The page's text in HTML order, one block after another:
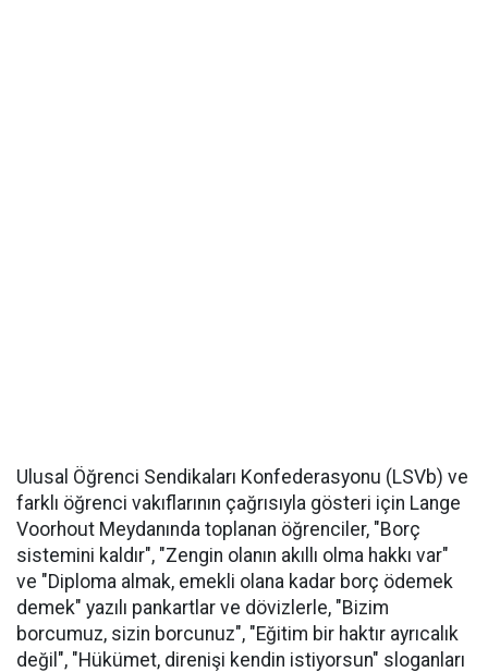
Ulusal Öğrenci Sendikaları Konfederasyonu (LSVb) ve
farklı öğrenci vakıflarının çağrısıyla gösteri için Lange
Voorhout Meydanında toplanan öğrenciler, "Borç
sistemini kaldır", "Zengin olanın akıllı olma hakkı var"
ve "Diploma almak, emekli olana kadar borç ödemek
demek" yazılı pankartlar ve dövizlerle, "Bizim
borcumuz, sizin borcunuz", "Eğitim bir haktır ayrıcalık
değil", "Hükümet, direnişi kendin istiyorsun" sloganları